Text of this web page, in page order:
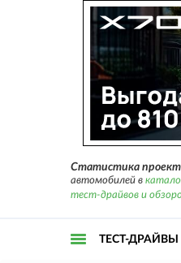
Статистика
автомобилей в
тест-драйвов и
ТЕСТ-ДРАЙВЫ